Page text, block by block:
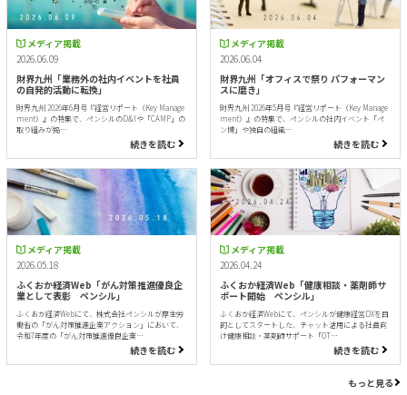
メディア掲載
2026.06.09
財界九州「業務外の社内イベントを社員
の自発的活動に転換」
財界九州 2026年6月号『経営リポート（Key Manage
ment）』の特集で、ペンシルのD&Iや「CAMP」の
取り組みが掲…
続きを読む
メディア掲載
2026.06.04
財界九州「オフィスで祭り パフォーマン
スに磨き」
財界九州 2026年5月号『経営リポート（Key Manage
ment）』の特集で、ペンシルの社内イベント「ペ
ン博」や独自の組織…
続きを読む
メディア掲載
2026.05.18
ふくおか経済Web「がん対策推進優良企
業として表彰 ペンシル」
ふくおか経済Webにて、株式会社ペンシルが厚生労
働省の「がん対策推進企業アクション」において、
令和7年度の「がん対策推進優良企業…
続きを読む
メディア掲載
2026.04.24
ふくおか経済Web「健康相談・薬剤師サ
ポート開始 ペンシル」
ふくおか経済Webにて、ペンシルが健康経営DXを目
的としてスタートした、チャット活用による社員向
け健康相談・薬剤師サポート「OT…
続きを読む
もっと見る